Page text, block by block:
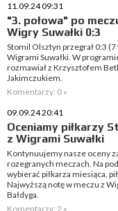
11.09.24 09:31
"3. połowa" po
Wigry Suwałki 0:3
Stomil Olsztyn przegrał 0:3
Wigrami Suwałki. W
rozmawiał z Krzysztofem
Jakimczukiem.
Komentarzy: 0 »
09.09.24 20:41
Oceniamy piłkarzy
z Wigrami Suwałki
Kontynuujemy nasze oceny
rozegranych meczach. Na
wybierać piłkarza miesiąca,
Najwyższą notę w meczu z
Bałdyga.
Komentarzy: 2 »